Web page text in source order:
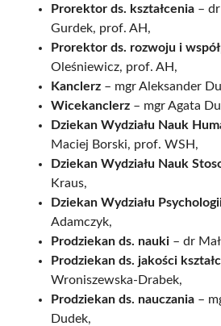
Prorektor ds. kształcenia –
Gurdek, prof. AH,
Prorektor ds. rozwoju i
Oleśniewicz, prof. AH,
Kanclerz – mgr Aleksander
Wicekanclerz – mgr Agata
Dziekan Wydziału Nauk
Maciej Borski, prof. WSH,
Dziekan Wydziału Nauk
Kraus,
Dziekan Wydziału
Adamczyk,
Prodziekan ds. nauki – dr
Prodziekan ds. jakości
Wroniszewska-Drabek,
Prodziekan ds. nauczania –
Dudek,